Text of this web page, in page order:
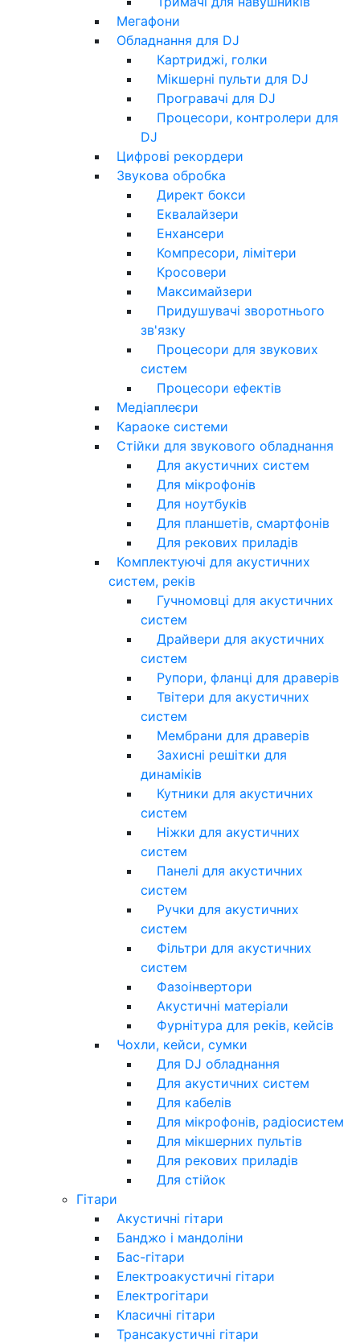
Мегафони
Обладнання для DJ
Картриджі, голки
Мікшерні пульти для DJ
Програвачі для DJ
Процесори, контролери для
DJ
Цифрові рекордери
Звукова обробка
Директ бокси
Еквалайзери
Енхансери
Компресори, лімітери
Кросовери
Максимайзери
Придушувачі зворотнього
зв'язку
Процесори для звукових
систем
Процесори ефектів
Медіаплеєри
Караоке системи
Стійки для звукового обладнання
Для акустичних систем
Для мікрофонів
Для ноутбуків
Для планшетів, смартфонів
Для рекових приладів
Комплектуючі для акустичних
систем, реків
Гучномовці для акустичних
систем
Драйвери для акустичних
систем
Рупори, фланці для драверів
Твітери для акустичних
систем
Мембрани для драверів
Захисні решітки для
динаміків
Кутники для акустичних
систем
Ніжки для акустичних
систем
Панелі для акустичних
систем
Ручки для акустичних
систем
Фільтри для акустичних
систем
Фазоінвертори
Акустичні матеріали
Фурнітура для реків, кейсів
Чохли, кейси, сумки
Для DJ обладнання
Для акустичних систем
Для кабелів
Для мікрофонів, радіосистем
Для мікшерних пультів
Для рекових приладів
Для стійок
Гітари
Акустичні гітари
Банджо і мандоліни
Бас-гітари
Електроакустичні гітари
Електрогітари
Класичні гітари
Трансакустичні гітари